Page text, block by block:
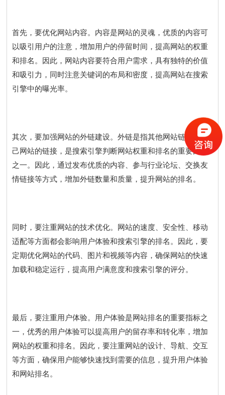
首先，要优化网站内容。内容是网站的灵魂，优质的内容可
以吸引用户的注意，增加用户的停留时间，提高网站的权重
和排名。因此，网站内容要符合用户需求，具有独特的价值
和吸引力，同时注意关键词的布局和密度，提高网站在搜索
引擎中的曝光率。
其次，要加强网站的外链建设。外链是指其他网站链接到自
己网站的链接，是搜索引擎判断网站权重和排名的重要因素
之一。因此，通过发布优质的内容、参与行业论坛、交换友
情链接等方式，增加外链数量和质量，提升网站的排名。
同时，要注重网站的技术优化。网站的速度、安全性、移动
适配等方面都会影响用户体验和搜索引擎的排名。因此，要
定期优化网站的代码、图片和视频等内容，确保网站的快速
加载和稳定运行，提高用户满意度和搜索引擎的评分。
最后，要注重用户体验。用户体验是网站排名的重要指标之
一，优秀的用户体验可以提高用户的留存率和转化率，增加
网站的权重和排名。因此，要注重网站的设计、导航、交互
等方面，确保用户能够快速找到需要的信息，提升用户体验
和网站排名。